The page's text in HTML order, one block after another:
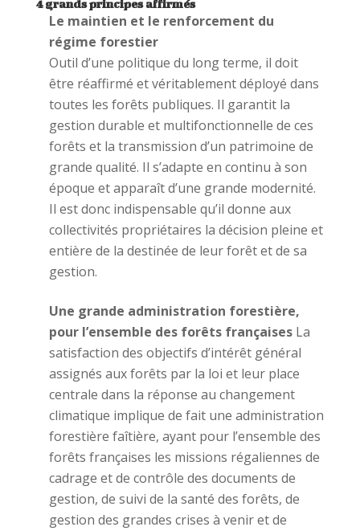
4 grands principes affirmés
Le maintien et le renforcement du
régime forestier
Outil d’une politique du long terme, il doit
être réaffirmé et véritablement déployé dans
toutes les forêts publiques. Il garantit la
gestion durable et multifonctionnelle de ces
forêts et la transmission d’un patrimoine de
grande qualité. Il s’adapte en continu à son
époque et apparaît d’une grande modernité.
Il est donc indispensable qu’il donne aux
collectivités propriétaires la décision pleine et
entière de la destinée de leur forêt et de sa
gestion.
Une grande administration forestière,
pour l’ensemble des forêts françaises La
satisfaction des objectifs d’intérêt général
assignés aux forêts par la loi et leur place
centrale dans la réponse au changement
climatique implique de fait une administration
forestière faîtière, ayant pour l’ensemble des
forêts françaises les missions régaliennes de
cadrage et de contrôle des documents de
gestion, de suivi de la santé des forêts, de
gestion des grandes crises à venir et de